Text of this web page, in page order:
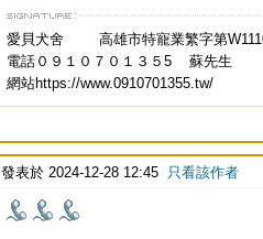
愛貝犬舍 高雄市特寵業繁
電話０９１０７０１３５5 蘇先生
網站https://www.0910701355.tw/
發表於 2024-12-28 12:45 只看該作者